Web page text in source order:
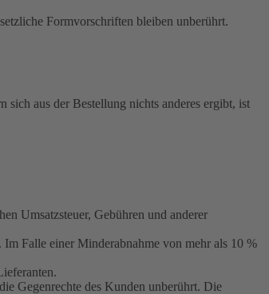
Formvorschriften bleiben unberührt.
sich aus der Bestellung nichts anderes ergibt, ist
Umsatzsteuer, Gebühren und anderer
Falle einer Minderabnahme von mehr als 10 %
Gegenrechte des Kunden unberührt. Die